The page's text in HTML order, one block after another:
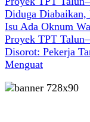
Diduga Diabaikan,
Isu Ada Oknum
Proyek TPT
Disorot: Pekerja
Menguat